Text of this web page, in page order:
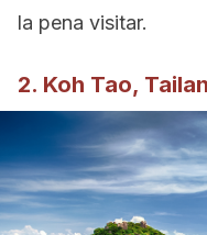
la pena visitar.
2. Koh Tao,